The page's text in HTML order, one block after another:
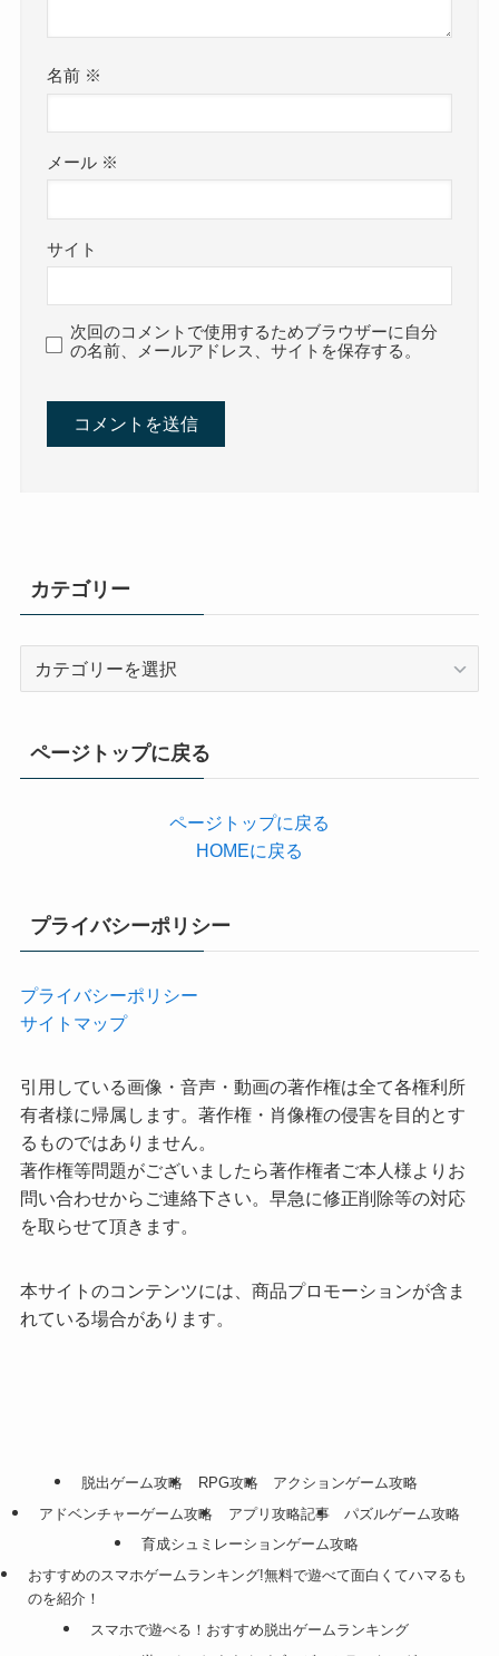
名前 ※
メール ※
サイト
次回のコメントで使用するためブラウザーに自分
の名前、メールアドレス、サイトを保存する。
カテゴリー
ページトップに戻る
ページトップに戻る
HOMEに戻る
プライバシーポリシー
プライバシーポリシー
サイトマップ
引用している画像・音声・動画の著作権は全て各権利所
有者様に帰属します。著作権・肖像権の侵害を目的とす
るものではありません。
著作権等問題がございましたら著作権者ご本人様よりお
問い合わせからご連絡下さい。早急に修正削除等の対応
を取らせて頂きます。
本サイトのコンテンツには、商品プロモーションが含ま
れている場合があります。
脱出ゲーム攻略 RPG攻略
アクションゲーム攻略
アドベンチャーゲーム攻略
アプリ攻略記事
パズルゲーム攻略
育成シュミレーションゲーム攻略
おすすめのスマホゲームランキング!無料で遊べて面白くてハマるも
のを紹介！
スマホで遊べる！おすすめ脱出ゲームランキング